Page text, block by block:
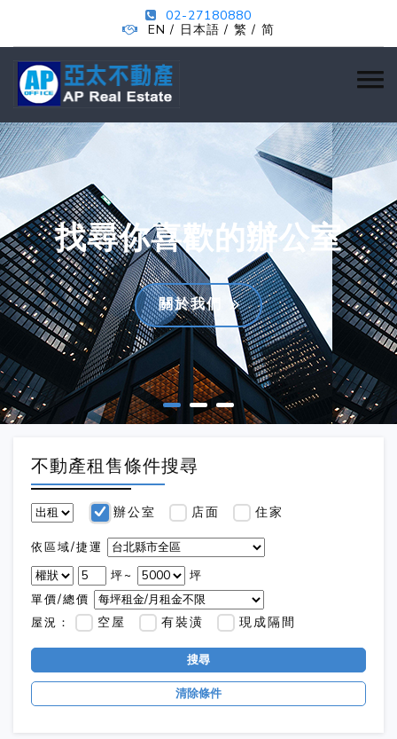
02-27180880
EN / 日本語 / 繁 / 简
找尋你喜歡的辦公室
關於我們
不動產租售條件搜尋
辦公室 店面 住家
依區域/捷運
坪~
坪
單價/總價
屋況：
空屋 有裝潢 現成隔間
搜尋
清除條件